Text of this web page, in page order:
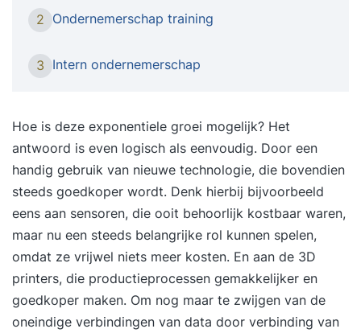
fase waarin de organisatie zich op dat moment
een proactieve manier waarde kunt creëren voor
opdrachtgevers, leer je tijdens de
training Proactief en ondernemend gedrag.
Onderwerpen Tijdens de training komen onder
meer de volgende onderwerpen aan bod,
waardoor je ondernemerschap en initiatiefrijke
handelen wordt vergroot: Welke vorm van
ondernemerschap past het beste bij jouw
waarden en drijfveren? Wat is jouw gedragsstijl
en hoe kun je binnen die gedragsstijl proactief en
ondernemend handelen? Op welke momenten
2 Ondernemerschap training
3 Intern ondernemerschap
Hoe is deze exponentiele groei mogelijk? Het
antwoord is even logisch als eenvoudig. Door een
handig gebruik van nieuwe technologie, die bovendien
steeds goedkoper wordt. Denk hierbij bijvoorbeeld
eens aan sensoren, die ooit behoorlijk kostbaar waren,
maar nu een steeds belangrijke rol kunnen spelen,
omdat ze vrijwel niets meer kosten. En aan de 3D
printers, die productieprocessen gemakkelijker en
goedkoper maken. Om nog maar te zwijgen van de
oneindige verbindingen van data door verbinding van